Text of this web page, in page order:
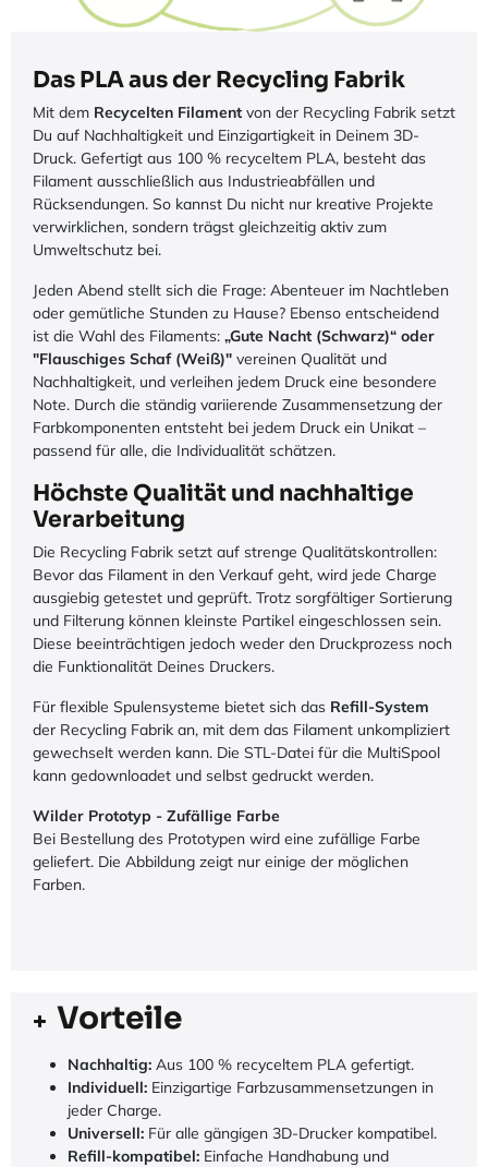
Das PLA aus der Recycling Fabrik
Mit dem Recycelten Filament von der Recycling Fabrik setzt
Du auf Nachhaltigkeit und Einzigartigkeit in Deinem 3D-
Druck. Gefertigt aus 100 % recyceltem PLA, besteht das
Filament ausschließlich aus Industrieabfällen und
Rücksendungen. So kannst Du nicht nur kreative Projekte
verwirklichen, sondern trägst gleichzeitig aktiv zum
Umweltschutz bei.
Jeden Abend stellt sich die Frage: Abenteuer im Nachtleben
oder gemütliche Stunden zu Hause? Ebenso entscheidend
ist die Wahl des Filaments: „Gute Nacht (Schwarz)“ oder
"Flauschiges Schaf (Weiß)" vereinen Qualität und
Nachhaltigkeit, und verleihen jedem Druck eine besondere
Note. Durch die ständig variierende Zusammensetzung der
Farbkomponenten entsteht bei jedem Druck ein Unikat –
passend für alle, die Individualität schätzen.
Höchste Qualität und nachhaltige
Verarbeitung
Die Recycling Fabrik setzt auf strenge Qualitätskontrollen:
Bevor das Filament in den Verkauf geht, wird jede Charge
ausgiebig getestet und geprüft. Trotz sorgfältiger Sortierung
und Filterung können kleinste Partikel eingeschlossen sein.
Diese beeinträchtigen jedoch weder den Druckprozess noch
die Funktionalität Deines Druckers.
Für flexible Spulensysteme bietet sich das Refill-System
der Recycling Fabrik an, mit dem das Filament unkompliziert
gewechselt werden kann. Die STL-Datei für die MultiSpool
kann gedownloadet und selbst gedruckt werden.
Wilder Prototyp - Zufällige Farbe
Bei Bestellung des Prototypen wird eine zufällige Farbe
geliefert. Die Abbildung zeigt nur einige der möglichen
Farben.
Vorteile
Nachhaltig: Aus 100 % recyceltem PLA gefertigt.
Individuell: Einzigartige Farbzusammensetzungen in
jeder Charge.
Universell: Für alle gängigen 3D-Drucker kompatibel.
Refill-kompatibel: Einfache Handhabung und